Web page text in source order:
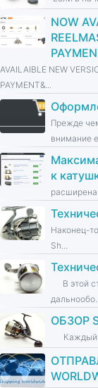
NOW
AVAILAIBLE NEW
PAYMENT&...
Прежде
внимание
к
расширена
Наконец-
Sh...
В этой
ОБЗОР
Каждый